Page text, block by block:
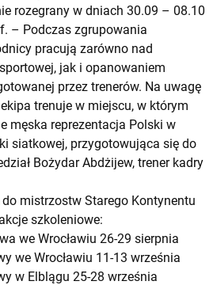
rozegrany w dniach 30.09 – 08.10
– Podczas zgrupowania
pracują zarówno nad
jak i opanowaniem
przez trenerów. Na uwagę
trenuje w miejscu, w którym
męska reprezentacja Polski w
siatkowej, przygotowująca się do
Bożydar Abdżijew, trener kadry
mistrzostw Starego Kontynentu
szkoleniowe:
we Wrocławiu 26-29 sierpnia
we Wrocławiu 11-13 września
w Elblągu 25-28 września